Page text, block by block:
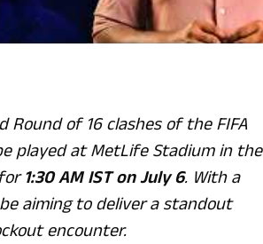
of 16 clashes of the FIFA
played at MetLife Stadium in the
1:30 AM IST on July 6. With a
aiming to deliver a standout
encounter.